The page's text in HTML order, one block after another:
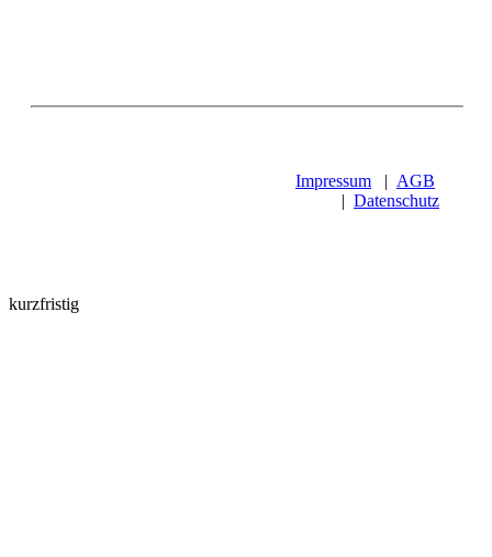
Impressum | AGB
| Datenschutz
kurzfristig